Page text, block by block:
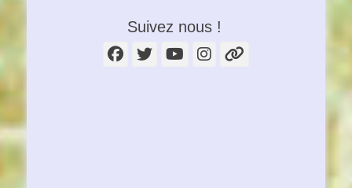
Suivez nous !
Facebook
Twitter
YouTube
Instagram